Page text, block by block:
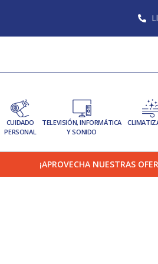
CUIDADO
PERSONAL
TELEVISIÓN, INFORMÁTICA
Y SONIDO
¡APROVECHA NUESTRAS